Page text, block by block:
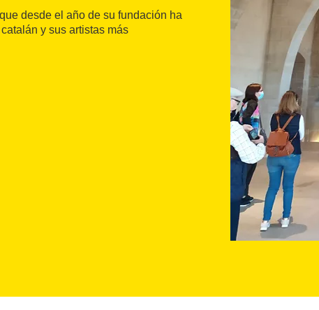
desde el año de su fundación ha
y sus artistas más